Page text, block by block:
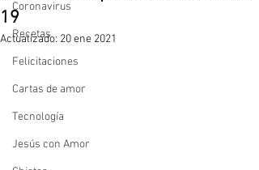
Coronavirus
Recetas
Felicitaciones
Cartas de amor
Tecnología
Jesús con Amor
19
Actualizado: 20 ene 2021